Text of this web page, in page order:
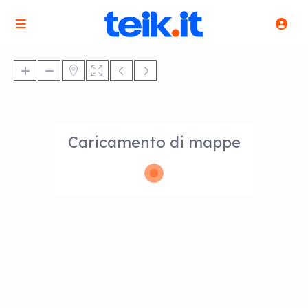
Caricamento di mappe